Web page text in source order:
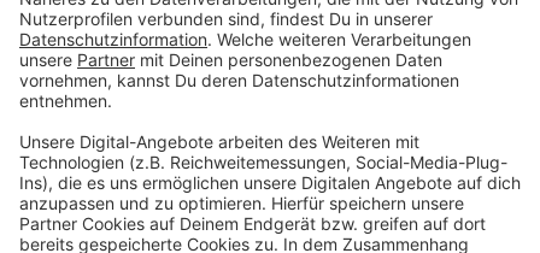
Anzeige
klar, dass sie Schüler, die kurz vor oder nach den Ferien
krank werden, auch weiterhin in ihren Praxen
behandeln. "Allerdings stellen wir keine Atteste dafür
aus", sagte Thiele.